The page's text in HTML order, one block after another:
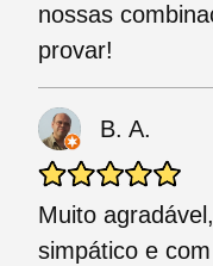
nossas
provar!
B. A.
Muito
simpático e